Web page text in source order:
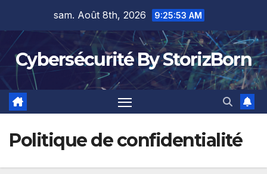
content
sam. Août 8th, 2026 9:25:54 AM
Cybersécurité By StorizBorn
Politique de confidentialité